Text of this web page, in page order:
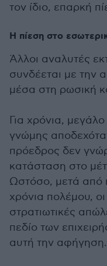
τον ίδιο, επαρκή
Η πίεση στο
Άλλοι αναλυτές
συνδέεται με την
μέσα στη ρωσική
Για χρόνια,
γνώμης
πρόεδρος δεν
κατάσταση στο
Ωστόσο, μετά από
χρόνια πολέμου, οι
στρατιωτικές
πεδίο των
αυτή την αφήγηση.